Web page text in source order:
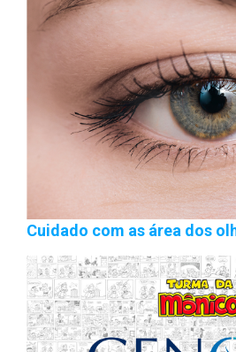
Cuidado com as área dos